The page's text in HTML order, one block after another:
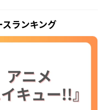
ランキング